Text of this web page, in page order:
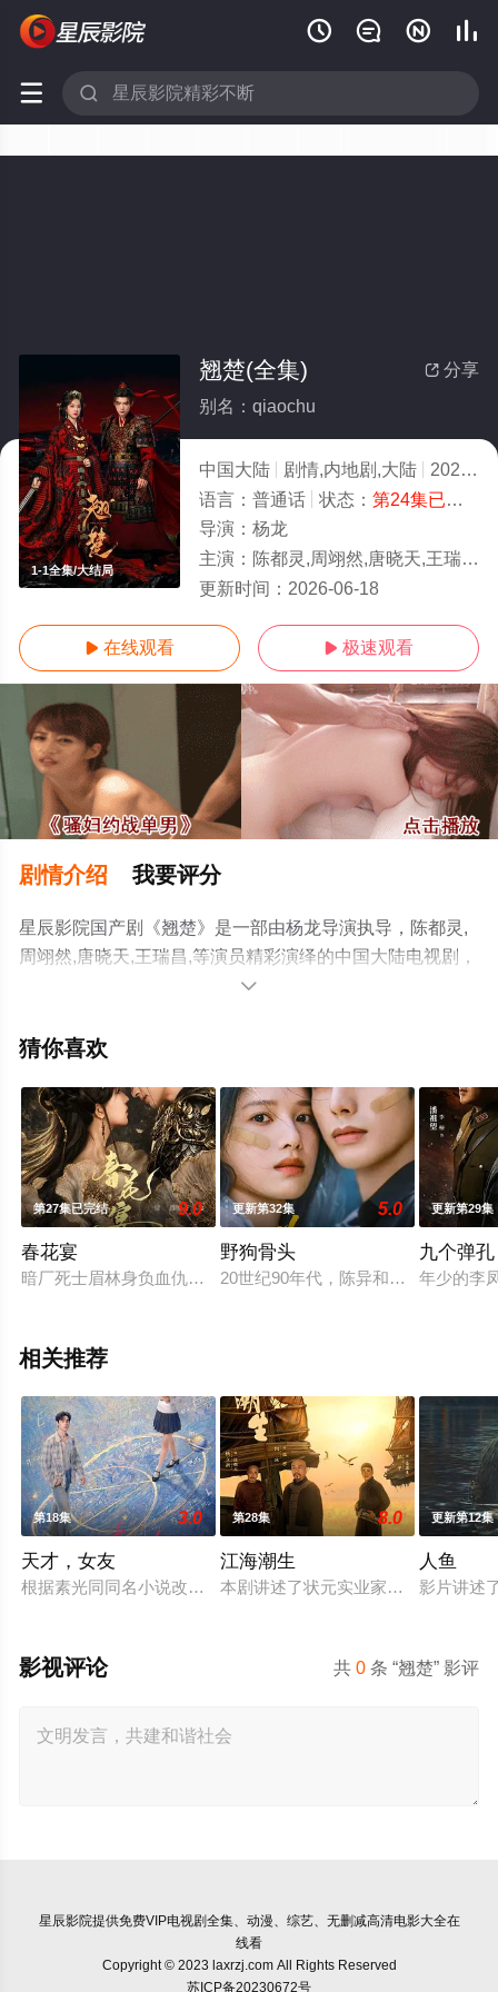
   
 
1-1全集/大结局
 分享
翘楚(全集)
别名：qiaochu
中国大陆 剧情,内地剧,大陆 2026
语言： 普通话 状态： 第24集已完结
导演： 杨龙
主演： 陈都灵,周翊然,唐晓天,王瑞昌,
更新时间： 2026-06-18
 在线观看  极速观看
剧情介绍 我要评分
星辰影院国产剧《翘楚》是一部由杨龙导演执导，陈都灵,
周翊然,唐晓天,王瑞昌,等演员精彩演绎的中国大陆电视剧，
大结局剧情已揭晓（1-1全集），免费观看高清未删减完整
电视剧、电视猫或剧情网等平台了解。

猜你喜欢
第27集已完结 9.0
春花宴
暗厂死士眉林身负血仇，以命入局，周旋于多位男子之间：她
更新第32集 5.0
野狗骨头
20世纪90年代，陈异和苗靖因父母
更新第29集
九个弹孔
年少的李
相关推荐
第18集 3.0
天才，女友
根据素光同同名小说改编。江逾白长大以后，林知夏忽然对他
第28集 8.0
江海潮生
本剧讲述了状元实业家张謇创办大生
更新第12集
人鱼
影片讲述
共0 条 “翘楚” 影评
影视评论
星辰影院提供免费VIP电视剧全集、动漫、综艺、无删减高清电影大全在
线看
Copyright © 2023 laxrzj.com All Rights Reserved
苏ICP备20230672号